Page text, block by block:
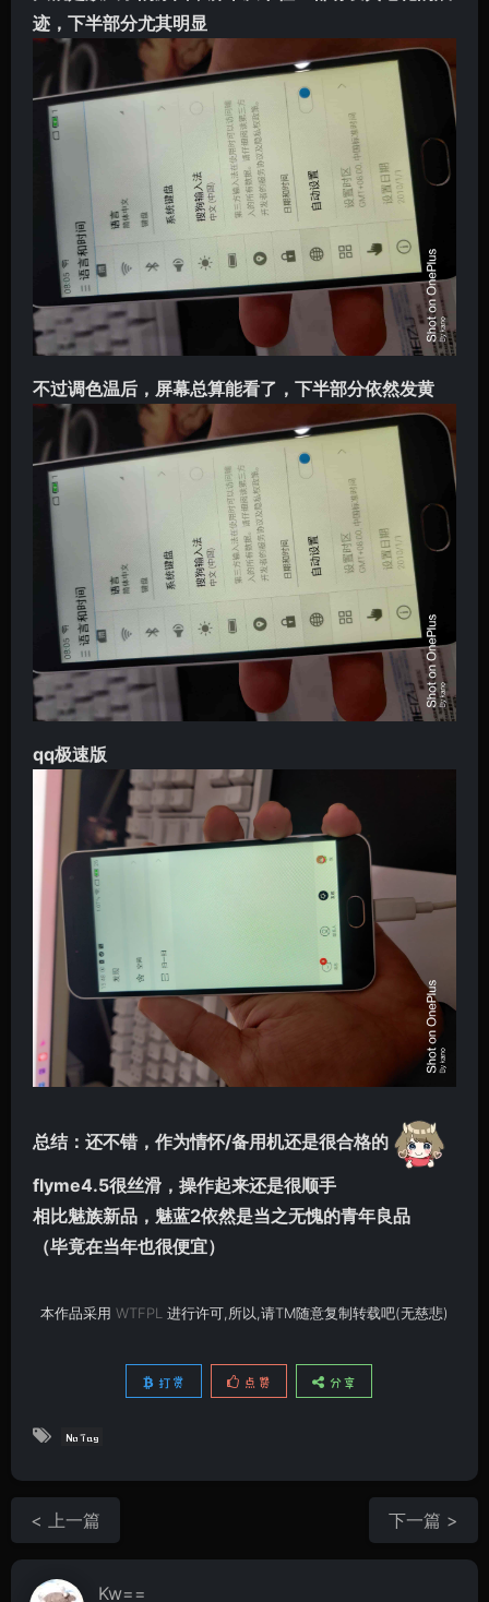
迹，下半部分尤其明显
不过调色温后，屏幕总算能看了，下半部分依然发黄
qq极速版
总结：还不错，作为情怀/备用机还是很合格的
flyme4.5很丝滑，操作起来还是很顺手
相比魅族新品，魅蓝2依然是当之无愧的青年良品
（毕竟在当年也很便宜）
本作品采用 WTFPL 进行许可,所以,请TM随意复制转载吧(无慈悲)
打赏 点赞 分享
No Tag
< 上一篇 下一篇 >
Kw==